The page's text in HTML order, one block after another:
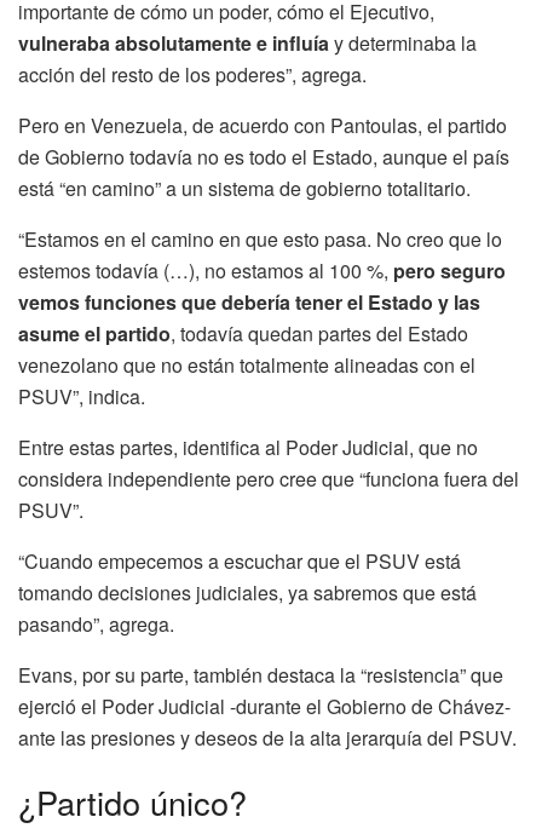
importante de cómo un poder, cómo el Ejecutivo,
vulneraba absolutamente e influía y determinaba la
acción del resto de los poderes”, agrega.
Pero en Venezuela, de acuerdo con Pantoulas, el partido
de Gobierno todavía no es todo el Estado, aunque el país
está “en camino” a un sistema de gobierno totalitario.
“Estamos en el camino en que esto pasa. No creo que lo
estemos todavía (…), no estamos al 100 %, pero seguro
vemos funciones que debería tener el Estado y las
asume el partido, todavía quedan partes del Estado
venezolano que no están totalmente alineadas con el
PSUV”, indica.
Entre estas partes, identifica al Poder Judicial, que no
considera independiente pero cree que “funciona fuera del
PSUV”.
“Cuando empecemos a escuchar que el PSUV está
tomando decisiones judiciales, ya sabremos que está
pasando”, agrega.
Evans, por su parte, también destaca la “resistencia” que
ejerció el Poder Judicial -durante el Gobierno de Chávez-
ante las presiones y deseos de la alta jerarquía del PSUV.
¿Partido único?